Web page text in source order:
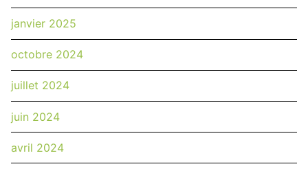
janvier 2025
octobre 2024
juillet 2024
juin 2024
avril 2024